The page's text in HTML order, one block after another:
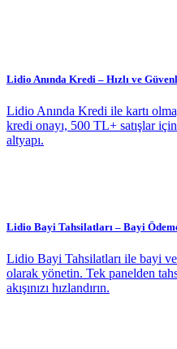
Lidio Anında Kredi – Hızlı ve
Lidio Anında Kredi ile kartı
kredi onayı, 500 TL+ satışlar
altyapı.
Lidio Bayi Tahsilatları – Bayi
Lidio Bayi Tahsilatları ile bayi
olarak yönetin. Tek panelden
akışınızı hızlandırın.